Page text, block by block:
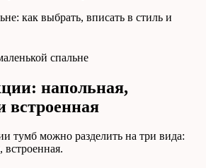
спальне
напольная,
встроенная
тумб можно разделить на три вида:
встроенная.